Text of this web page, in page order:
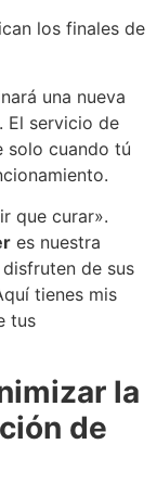
los finales de
una nueva
El servicio de
solo cuando tú
que curar».
es nuestra
de sus
tienes mis
tus
la
de